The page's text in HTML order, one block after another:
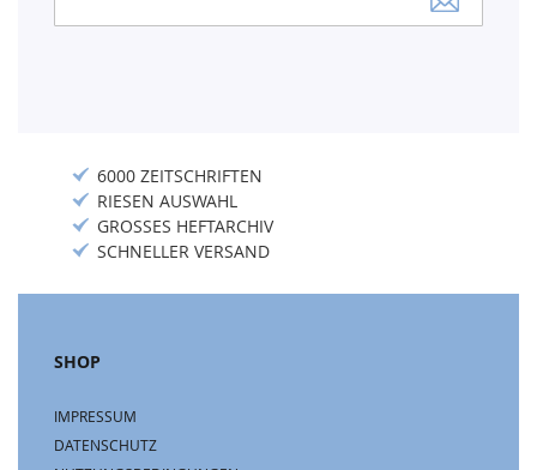
Newsletter:
6000 ZEITSCHRIFTEN
RIESEN AUSWAHL
GROSSES HEFTARCHIV
SCHNELLER VERSAND
SHOP
IMPRESSUM
DATENSCHUTZ